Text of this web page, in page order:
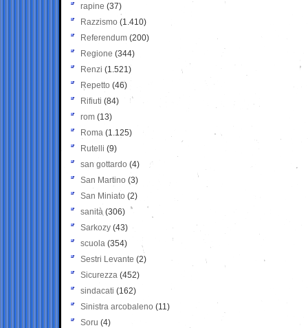
rapine (37)
Razzismo (1.410)
Referendum (200)
Regione (344)
Renzi (1.521)
Repetto (46)
Rifiuti (84)
rom (13)
Roma (1.125)
Rutelli (9)
san gottardo (4)
San Martino (3)
San Miniato (2)
sanità (306)
Sarkozy (43)
scuola (354)
Sestri Levante (2)
Sicurezza (452)
sindacati (162)
Sinistra arcobaleno (11)
Soru (4)